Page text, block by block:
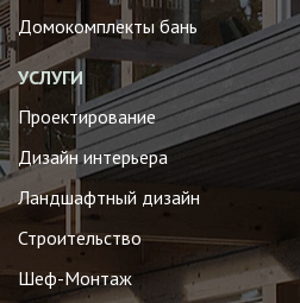
Домокомплекты бань
УСЛУГИ
Проектирование
Дизайн интерьера
Ландшафтный дизайн
Строительство
Шеф-Монтаж